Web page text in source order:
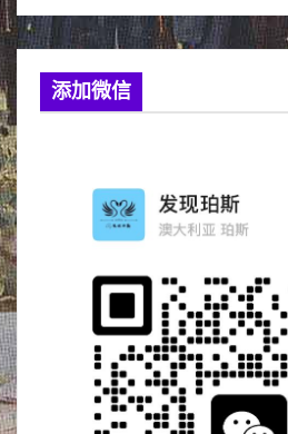
添加微信